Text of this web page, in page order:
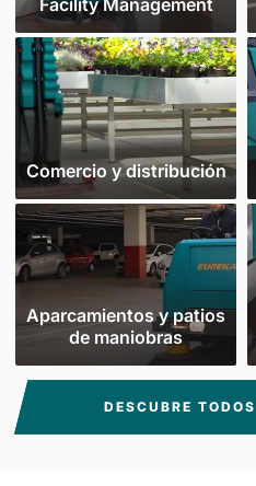
Comercio y distribución
Aparcamientos y patios
de maniobras
DESCUBRE